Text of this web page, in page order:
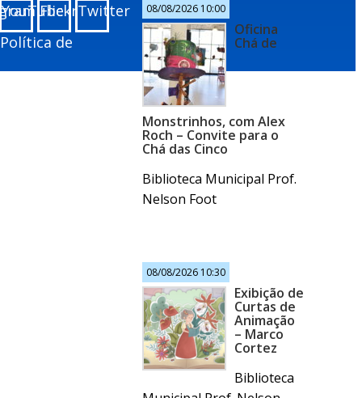
08/08/2026 10:00
Oficina
Chá de
Monstrinhos, com Alex
Roch – Convite para o
Chá das Cinco
Biblioteca Municipal Prof.
Nelson Foot
08/08/2026 10:30
Exibição de
Curtas de
Animação
– Marco
Cortez
Biblioteca
YouTube
FlickrTwitter
Política de